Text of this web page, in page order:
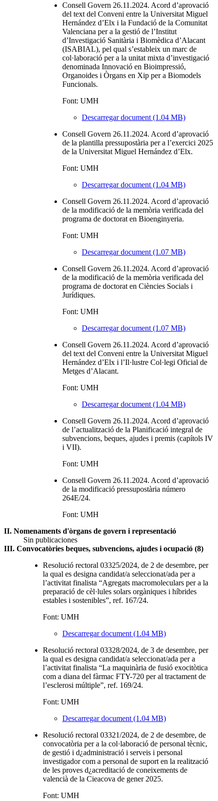
Consell Govern 26.11.2024. Acord d’aprovació
del text del Conveni entre la Universitat Miguel
Hernández d’Elx i la Fundació de la Comunitat
Valenciana per a la gestió de l’Institut
d’Investigació Sanitària i Biomèdica d’Alacant
(ISABIAL), pel qual s’estableix un marc de
col·laboració per a la unitat mixta d’investigació
denominada Innovació en Bioimpressió,
Organoides i Òrgans en Xip per a Biomodels
Funcionals.
Font: UMH
Descarregar document (1.04 MB)
Consell Govern 26.11.2024. Acord d’aprovació
de la plantilla pressupostària per a l’exercici 2025
de la Universitat Miguel Hernández d’Elx.
Font: UMH
Descarregar document (1.04 MB)
Consell Govern 26.11.2024. Acord d’aprovació
de la modificació de la memòria verificada del
programa de doctorat en Bioenginyeria.
Font: UMH
Descarregar document (1.07 MB)
Consell Govern 26.11.2024. Acord d’aprovació
de la modificació de la memòria verificada del
programa de doctorat en Ciències Socials i
Jurídiques.
Font: UMH
Descarregar document (1.07 MB)
Consell Govern 26.11.2024. Acord d’aprovació
del text del Conveni entre la Universitat Miguel
Hernández d’Elx i l’Il·lustre Col·legi Oficial de
Metges d’Alacant.
Font: UMH
Descarregar document (1.04 MB)
Consell Govern 26.11.2024. Acord d’aprovació
de l’actualització de la Planificació integral de
subvencions, beques, ajudes i premis (capítols IV
i VII).
Font: UMH
Consell Govern 26.11.2024. Acord d’aprovació
de la modificació pressupostària número
264E/24.
Font: UMH
II. Nomenaments d'òrgans de govern i representació
Sin publicaciones
III. Convocatòries beques, subvencions, ajudes i ocupació (8)
Resolució rectoral 03325/2024, de 2 de desembre, per
la qual es designa candidat/a seleccionat/ada per a
l’activitat finalista “Agregats macromoleculars per a la
preparació de cèl·lules solars orgàniques i híbrides
estables i sostenibles”, ref. 167/24.
Font: UMH
Descarregar document (1.04 MB)
Resolució rectoral 03328/2024, de 3 de desembre, per
la qual es designa candidat/a seleccionat/ada per a
l’activitat finalista “La maquinària de fusió exocitòtica
com a diana del fàrmac FTY-720 per al tractament de
l’esclerosi múltiple”, ref. 169/24.
Font: UMH
Descarregar document (1.04 MB)
Resolució rectoral 03321/2024, de 2 de desembre, de
convocatòria per a la col·laboració de personal tècnic,
de gestió i d¿administració i serveis i personal
investigador com a personal de suport en la realització
de les proves d¿acreditació de coneixements de
valencià de la Cieacova de gener 2025.
Font: UMH